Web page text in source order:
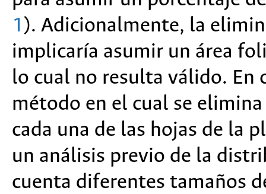
1 ). Adicionalmente, la
implicaría asumir un área
lo cual no resulta válido. En
método en el cual se
cada una de las hojas de la
un análisis previo de la
cuenta diferentes tamaños